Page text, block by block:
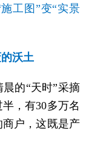
工图”变“实景
沃土
的“天时”采摘
，有30多万名
户，这既是产